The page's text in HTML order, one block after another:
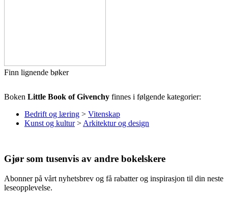
Finn lignende bøker
Boken Little Book of Givenchy finnes i følgende kategorier:
Bedrift og læring > Vitenskap
Kunst og kultur > Arkitektur og design
Gjør som tusenvis av andre bokelskere
Abonner på vårt nyhetsbrev og få rabatter og inspirasjon til din neste
leseopplevelse.